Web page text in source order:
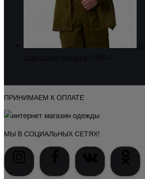
ПРИНИМАЕМ К ОПЛАТЕ
МЫ В СОЦИАЛЬНЫХ СЕТЯХ!